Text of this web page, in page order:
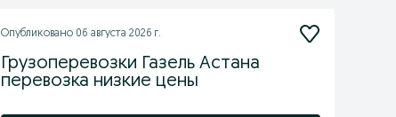
Опубликовано 06 августа 2026 г.
Грузоперевозки Газель Астана
перевозка низкие цены